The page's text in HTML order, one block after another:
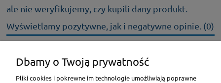
ale nie weryfikujemy, czy kupili dany produkt.
Wyświetlamy pozytywne, jak i negatywne opinie. (0)
KONTAKT
Dbamy o Twoją prywatność
Pliki cookies i pokrewne im technologie umożliwiają poprawne